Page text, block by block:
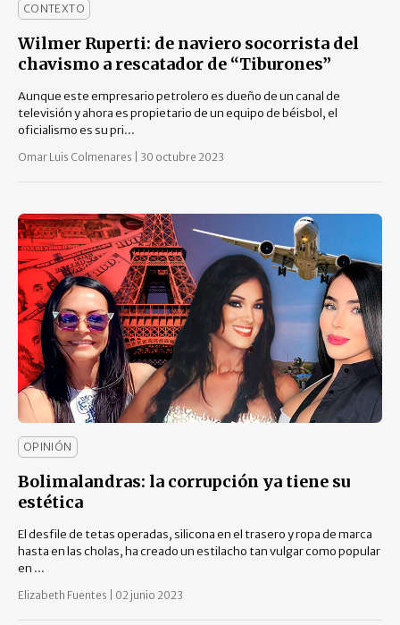
CONTEXTO
Wilmer Ruperti: de naviero socorrista del
chavismo a rescatador de “Tiburones”
Aunque este empresario petrolero es dueño de un canal de
televisión y ahora es propietario de un equipo de béisbol, el
oficialismo es su pri...
Omar Luis Colmenares 30 octubre 2023
OPINIÓN
Bolimalandras: la corrupción ya tiene su
estética
El desfile de tetas operadas, silicona en el trasero y ropa de marca
hasta en las cholas, ha creado un estilacho tan vulgar como popular
en ...
Elizabeth Fuentes 02 junio 2023